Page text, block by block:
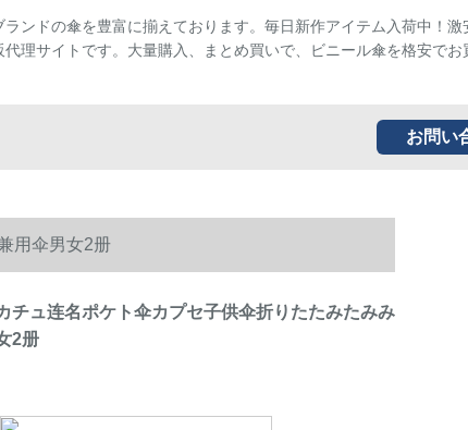
ランドの傘を豊富に揃えております。毎日新作アイテム入荷中！激
代理サイトです。大量購入、まとめ買いで、ビニール傘を格安でお
お問い
用伞男女2册
チュ连名ポケト伞カプセ子供伞折りたたみたみみ
2册